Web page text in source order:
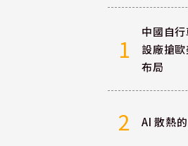
1
中國自
設廠搶
布局
2 AI 散熱